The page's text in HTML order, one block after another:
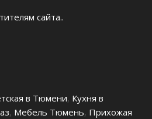
сайта..
в Тюмени, Кухня в
, Мебель Тюмень, Прихожая